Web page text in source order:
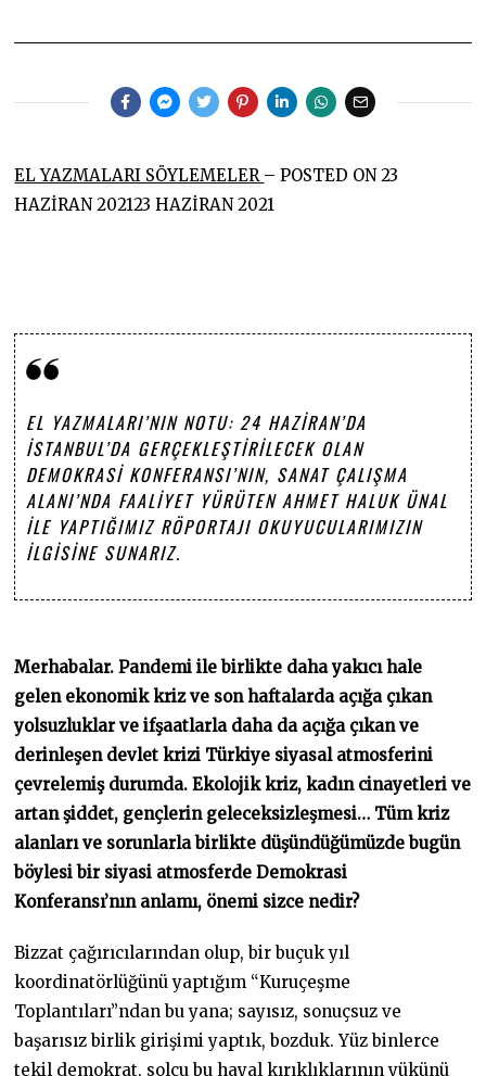
A
2
0
N
2
EL YAZMALARI SÖYLEMELER – POSTED ON 23
HAZİRAN 202123 HAZİRAN 2021
EL YAZMALARI’NIN NOTU: 24 HAZIRAN’DA
İSTANBUL’DA GERÇEKLEŞTIRILECEK OLAN
DEMOKRASI KONFERANSI’NIN, SANAT ÇALIŞMA
ALANI’NDA FAALIYET YÜRÜTEN AHMET HALUK ÜNAL
ILE YAPTIĞIMIZ RÖPORTAJI OKUYUCULARIMIZIN
ILGISINE SUNARIZ.
Merhabalar. Pandemi ile birlikte daha yakıcı hale
gelen ekonomik kriz ve son haftalarda açığa çıkan
yolsuzluklar ve ifşaatlarla daha da açığa çıkan ve
derinleşen devlet krizi Türkiye siyasal atmosferini
çevrelemiş durumda. Ekolojik kriz, kadın cinayetleri ve
artan şiddet, gençlerin geleceksizleşmesi… Tüm kriz
alanları ve sorunlarla birlikte düşündüğümüzde bugün
böylesi bir siyasi atmosferde Demokrasi
Konferansı’nın anlamı, önemi sizce nedir?
Bizzat çağırıcılarından olup, bir buçuk yıl
koordinatörlüğünü yaptığım “Kuruçeşme
Toplantıları”ndan bu yana; sayısız, sonuçsuz ve
başarısız birlik girişimi yaptık, bozduk. Yüz binlerce
tekil demokrat, solcu bu hayal kırıklıklarının yükünü